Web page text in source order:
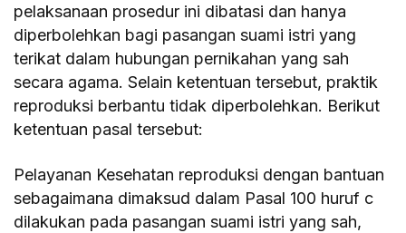
pelaksanaan prosedur ini dibatasi dan hanya
diperbolehkan bagi pasangan suami istri yang
terikat dalam hubungan pernikahan yang sah
secara agama. Selain ketentuan tersebut, praktik
reproduksi berbantu tidak diperbolehkan. Berikut
ketentuan pasal tersebut:
Pelayanan Kesehatan reproduksi dengan bantuan
sebagaimana dimaksud dalam Pasal 100 huruf c
dilakukan pada pasangan suami istri yang sah,